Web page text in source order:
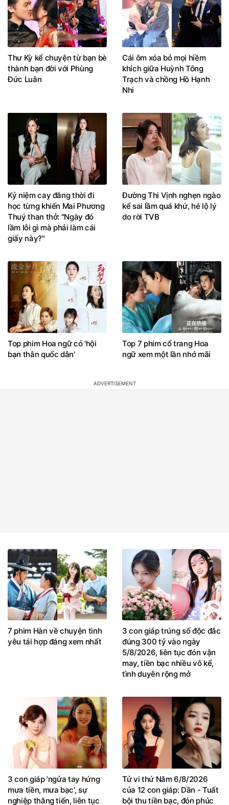
Thư Kỳ kể chuyện từ bạn bè
thành bạn đời với Phùng
Đức Luân
Cái ôm xóa bỏ mọi hiềm
khích giữa Huỳnh Tông
Trạch và chồng Hồ Hạnh
Nhi
Kỷ niệm cay đắng thời đi
học từng khiến Mai Phương
Thuý than thở: "Ngày đó
lầm lỗi gì mà phải làm cái
giấy này?"
Đường Thi Vịnh nghẹn ngào
kể sai lầm quá khứ, hé lộ lý
do rời TVB
Top phim Hoa ngữ có 'hội
bạn thân quốc dân'
Top 7 phim cổ trang Hoa
ngữ xem một lần nhớ mãi
7 phim Hàn về chuyện tình
yêu tái hợp đáng xem nhất
3 con giáp trúng số độc đắc
đúng 300 tỷ vào ngày
5/8/2026, liên tục đón vận
may, tiền bạc nhiều vô kể,
tình duyên rộng mở
3 con giáp 'ngửa tay hứng
mưa tiền, mưa bạc', sự
nghiệp thăng tiến, liên tục
Tử vi thứ Năm 6/8/2026
của 12 con giáp: Dần - Tuất
bội thu tiền bạc, đón phúc